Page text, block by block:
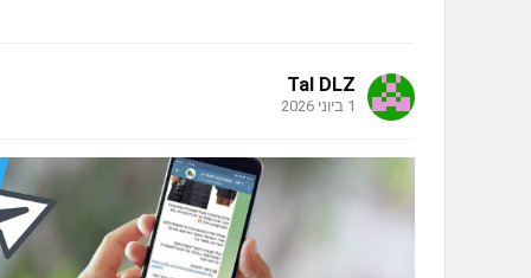
Tal DLZ
1 ביוני 2026